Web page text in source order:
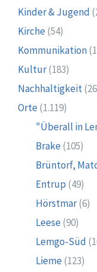
Kinder & Jugend
Kirche (54)
Kommunikation
Kultur(183)
Nachhaltigkeit
Orte (1.119)
"Überall in
Brake (105)
Brüntorf,
Entrup (49)
Hörstmar(6)
Leese (90)
Lemgo-Süd
Lieme (123)